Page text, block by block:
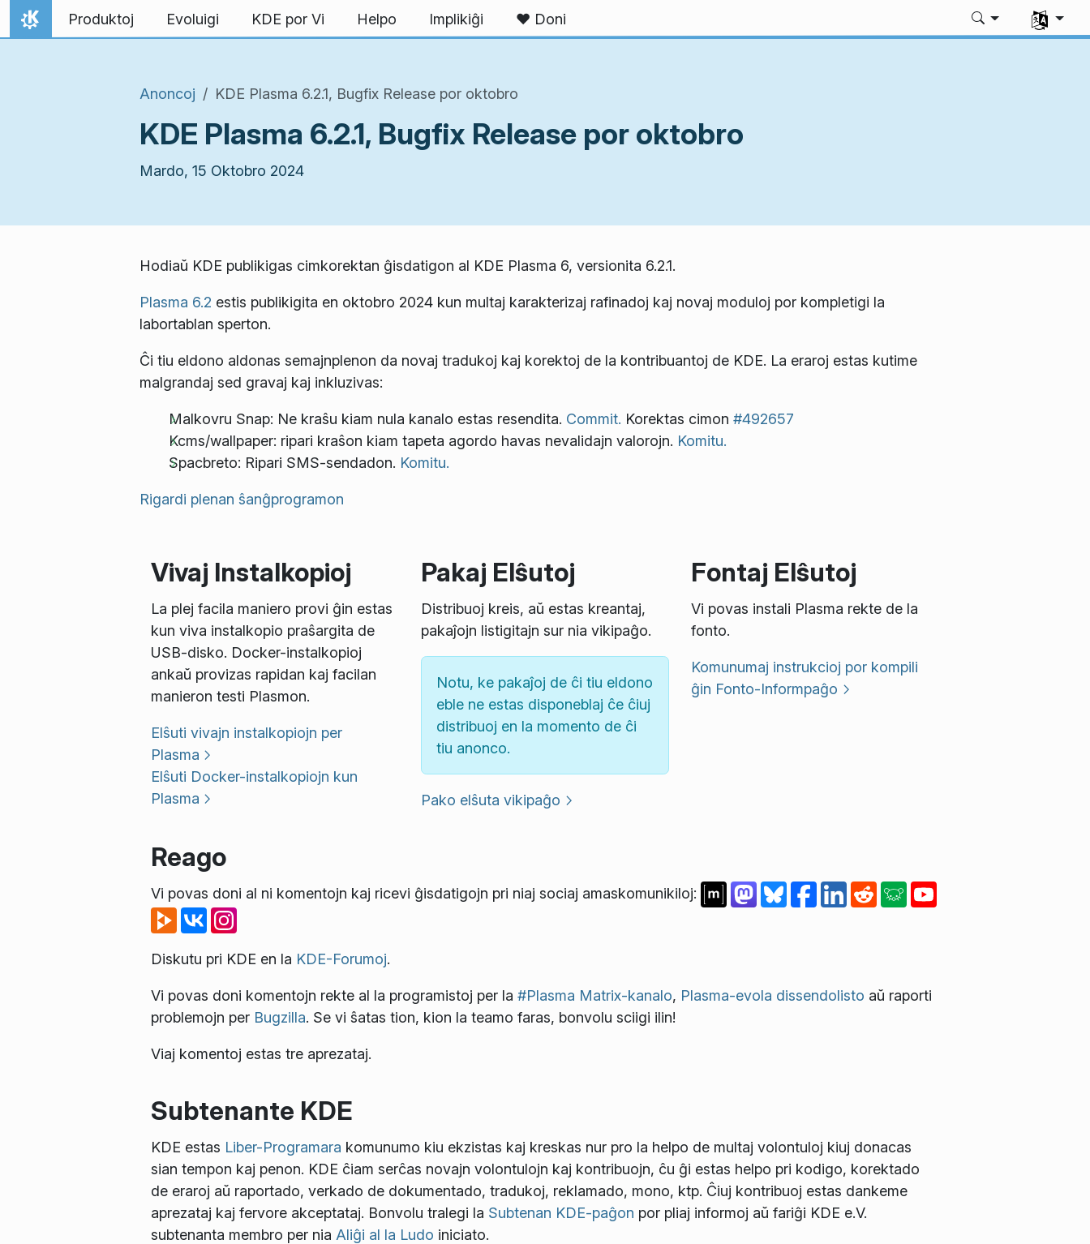
Salti al enhavo
Hejmo
Produktoj Evoluigi KDE por Vi Helpo Implikiĝi ❤ Doni
Elektu
Anoncoj KDE Plasma 6.2.1, Bugfix Release por oktobro
KDE Plasma 6.2.1, Bugfix Release por oktobro
Mardo, 15 Oktobro 2024
Hodiaŭ KDE publikigas cimkorektan ĝisdatigon al KDE Plasma 6, versionita 6.2.1.
Plasma 6.2 estis publikigita en oktobro 2024 kun multaj karakterizaj rafinadoj kaj novaj moduloj por kompletigi la
labortablan sperton.
Ĉi tiu eldono aldonas semajnplenon da novaj tradukoj kaj korektoj de la kontribuantoj de KDE. La eraroj estas kutime
malgrandaj sed gravaj kaj inkluzivas:
Malkovru Snap: Ne kraŝu kiam nula kanalo estas resendita. Commit. Korektas cimon #492657
Kcms/wallpaper: ripari kraŝon kiam tapeta agordo havas nevalidajn valorojn. Komitu.
Spacbreto: Ripari SMS-sendadon. Komitu.
Rigardi plenan ŝanĝprogramon
Vivaj Instalkopioj
La plej facila maniero provi ĝin estas
kun viva instalkopio praŝargita de
USB-disko. Docker-instalkopioj
ankaŭ provizas rapidan kaj facilan
manieron testi Plasmon.
Elŝuti vivajn instalkopiojn per
Plasma
Elŝuti Docker-instalkopiojn kun
Plasma
Pakaj Elŝutoj
Distribuoj kreis, aŭ estas kreantaj,
pakaĵojn listigitajn sur nia vikipaĝo.
Notu, ke pakaĵoj de ĉi tiu eldono
eble ne estas disponeblaj ĉe ĉiuj
distribuoj en la momento de ĉi
tiu anonco.
Pako elŝuta vikipaĝo
Fontaj Elŝutoj
Vi povas instali Plasma rekte de la
fonto.
Komunumaj instrukcioj por kompili
ĝin Fonto-Informpaĝo
Reago
Vi povas doni al ni komentojn kaj ricevi ĝisdatigojn pri niaj sociaj amaskomunikiloj:
Diskutu pri KDE en la KDE-Forumoj.
Vi povas doni komentojn rekte al la programistoj per la #Plasma Matrix-kanalo, Plasma-evola dissendolisto aŭ raporti
problemojn per Bugzilla. Se vi ŝatas tion, kion la teamo faras, bonvolu sciigi ilin!
Viaj komentoj estas tre aprezataj.
Subtenante KDE
KDE estas Liber-Programara komunumo kiu ekzistas kaj kreskas nur pro la helpo de multaj volontuloj kiuj donacas
sian tempon kaj penon. KDE ĉiam serĉas novajn volontulojn kaj kontribuojn, ĉu ĝi estas helpo pri kodigo, korektado
de eraroj aŭ raportado, verkado de dokumentado, tradukoj, reklamado, mono, ktp. Ĉiuj kontribuoj estas dankeme
aprezataj kaj fervore akceptataj. Bonvolu tralegi la Subtenan KDE-paĝon por pliaj informoj aŭ fariĝi KDE e.V.
subtenanta membro per nia Aliĝi al la Ludo iniciato.